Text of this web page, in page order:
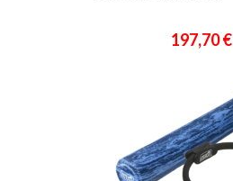
197,70 €